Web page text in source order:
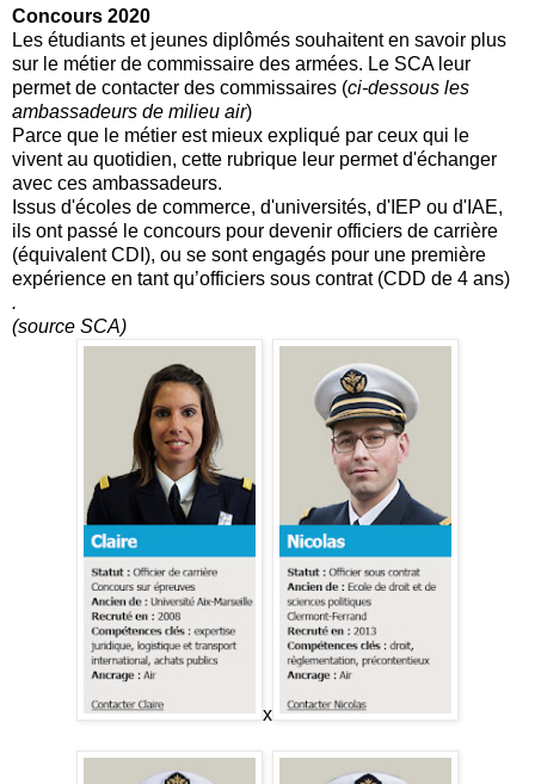
Concours 2020
Les étudiants et jeunes diplômés souhaitent en savoir plus
sur le métier de commissaire des armées. Le SCA leur
permet de contacter des commissaires (ci-dessous les
ambassadeurs de milieu air)
Parce que le métier est mieux expliqué par ceux qui le
vivent au quotidien, cette rubrique leur permet d'échanger
avec ces ambassadeurs.
Issus d'écoles de commerce, d'universités, d'IEP ou d'IAE,
ils ont passé le concours pour devenir officiers de carrière
(équivalent CDI), ou se sont engagés pour une première
expérience en tant qu’officiers sous contrat (CDD de 4 ans)
.
(source SCA)
x